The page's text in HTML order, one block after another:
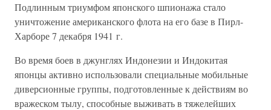
Подлинным триумфом японского шпионажа стало
уничтожение американского флота на его базе в Пирл-
Харборе 7 декабря 1941 г.
Во время боев в джунглях Индонезии и Индокитая
японцы активно использовали специальные мобильные
диверсионные группы, подготовленные к действиям во
вражеском тылу, способные выживать в тяжелейших